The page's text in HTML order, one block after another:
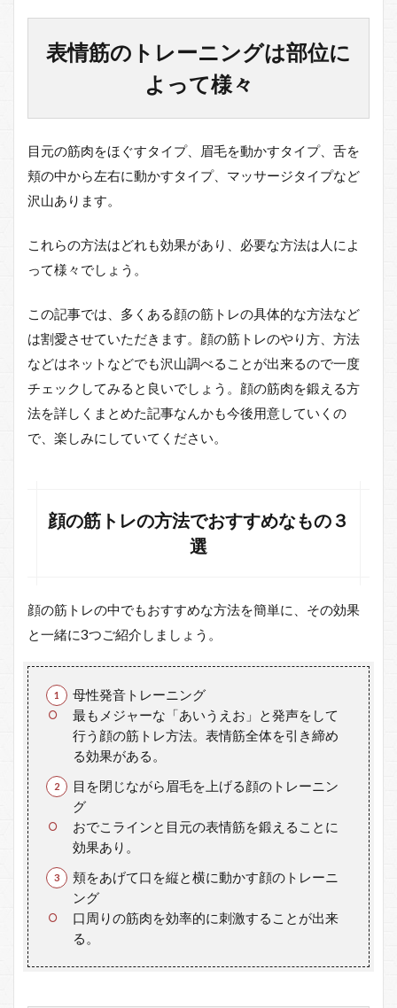
表情筋のトレーニングは部位に
よって様々
目元の筋肉をほぐすタイプ、眉毛を動かすタイプ、舌を
頬の中から左右に動かすタイプ、マッサージタイプなど
沢山あります。
これらの方法はどれも効果があり、必要な方法は人によ
って様々でしょう。
この記事では、多くある顔の筋トレの具体的な方法など
は割愛させていただきます。顔の筋トレのやり方、方法
などはネットなどでも沢山調べることが出来るので一度
チェックしてみると良いでしょう。顔の筋肉を鍛える方
法を詳しくまとめた記事なんかも今後用意していくの
で、楽しみにしていてください。
顔の筋トレの方法でおすすめなもの３
選
顔の筋トレの中でもおすすめな方法を簡単に、その効果
と一緒に3つご紹介しましょう。
母性発音トレーニング
最もメジャーな「あいうえお」と発声をして
行う顔の筋トレ方法。表情筋全体を引き締め
る効果がある。
目を閉じながら眉毛を上げる顔のトレーニン
グ
おでこラインと目元の表情筋を鍛えることに
効果あり。
頬をあげて口を縦と横に動かす顔のトレーニ
ング
口周りの筋肉を効率的に刺激することが出来
る。